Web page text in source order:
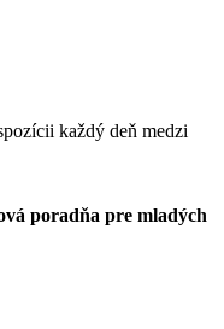
každý deň medzi
poradňa pre mladých